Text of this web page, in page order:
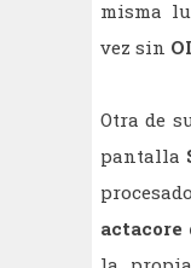
misma
vez sin
Otra de
pantalla
actacore